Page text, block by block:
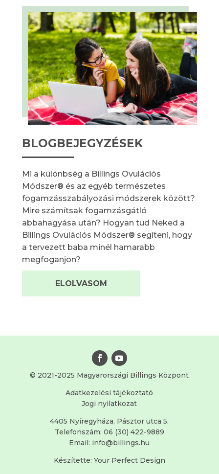
BLOGBEJEGYZÉSEK
Mi a különbség a Billings Ovulációs
Módszer® és az egyéb természetes
fogamzásszabályozási módszerek között?
Mire számítsak fogamzásgátló
abbahagyása után? Hogyan tud Neked a
Billings Ovulációs Módszer® segíteni, hogy
a tervezett baba minél hamarabb
megfoganjon?
ELOLVASOM
© 2021-2025 Magyarországi Billings Központ
Adatkezelési tájékoztató
Jogi nyilatkozat
4405 Nyíregyháza, Pásztor utca 5.
Telefonszám: 06 (30) 422-9889
Email: info@billings.hu
Készítette: Your Perfect Design